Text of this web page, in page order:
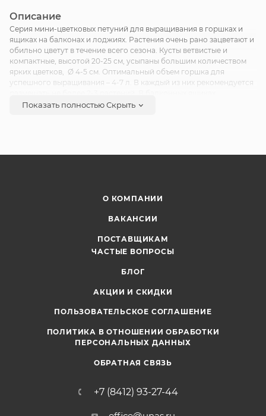
Описание
Серия мини-цветковых петуний для выращивания в горшках и
ящиках на балконах и лоджиях. Растения очень рано зацветают и
обильно цветут в течение всего сезона. Кусты ветвистые и
компактные, высотой 20-25 см, усыпаны большим количеством
ярких цветков, Ø 4-5 см. Оптимальный объем горшка для
успешного выращивания – 4-7 л. В каждый из них рекомендуется
расстояние между петуниями не менее 20 см. Серия подходит
Показать полностьюСкрыть
О КОМПАНИИ
ВАКАНСИИ
ПОСТАВЩИКАМ
ЧАСТЫЕ ВОПРОСЫ
БЛОГ
АКЦИИ И СКИДКИ
ПОЛЬЗОВАТЕЛЬСКОЕ СОГЛАШЕНИЕ
ПОЛИТИКА В ОТНОШЕНИИ ОБРАБОТКИ
ПЕРСОНАЛЬНЫХ ДАННЫХ
ОБРАТНАЯ СВЯЗЬ
+7 (8412) 93-27-44